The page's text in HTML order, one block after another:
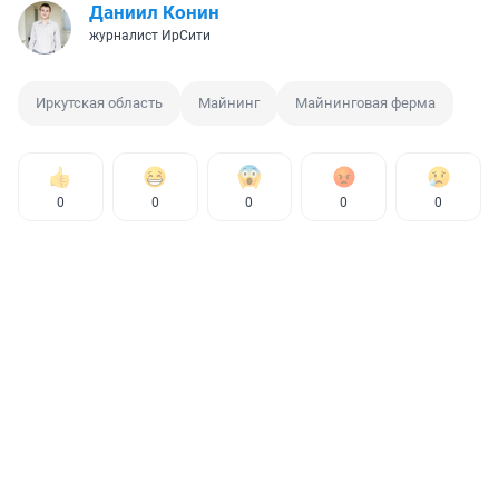
Даниил Конин
журналист ИрСити
Иркутская область Майнинг Майнинговая ферма
0 0 0 0 0